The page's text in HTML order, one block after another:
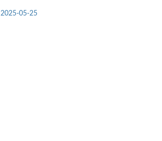
2025-05-25